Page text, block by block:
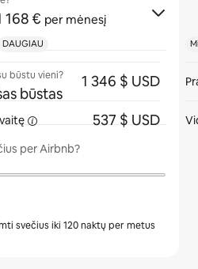
168 € per mėnesį
būstu vieni?
būstas
per Airbnb?
svečius iki 120 naktų per metus
DAUGIAU
1 346 $ USD
537 $ USD